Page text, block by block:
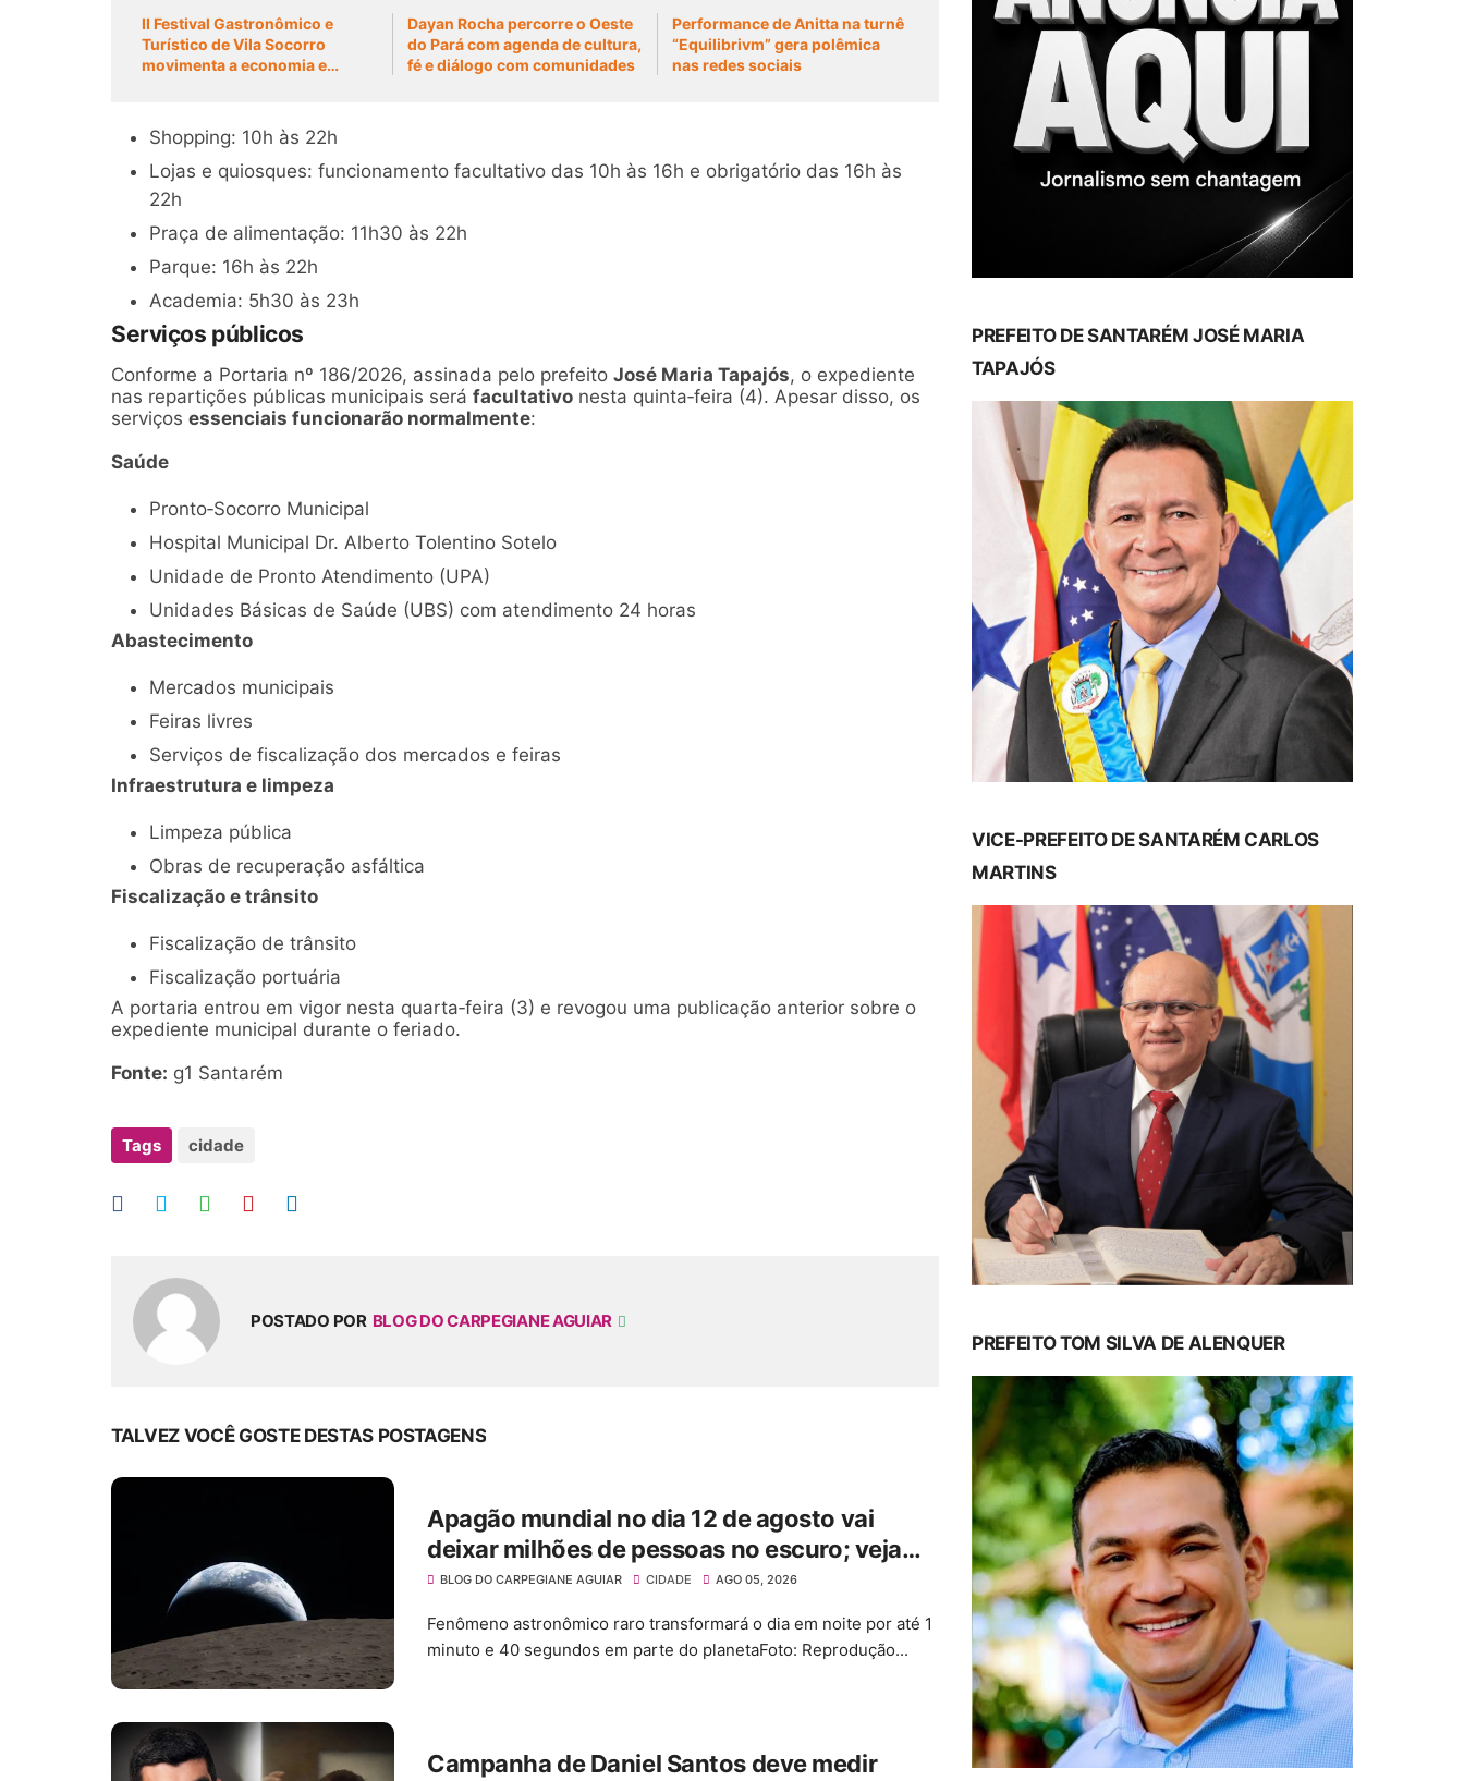
II Festival Gastronômico e
Turístico de Vila Socorro
movimenta a economia e
Dayan Rocha percorre o Oeste
do Pará com agenda de cultura,
fé e diálogo com comunidades
Performance de Anitta na turnê
“Equilibrivm” gera polêmica
nas redes sociais
Shopping: 10h às 22h
Lojas e quiosques: funcionamento facultativo das 10h às 16h e obrigatório das 16h às
22h
Praça de alimentação: 11h30 às 22h
Parque: 16h às 22h
Academia: 5h30 às 23h
Serviços públicos
Conforme a Portaria nº 186/2026, assinada pelo prefeito José Maria Tapajós, o expediente
nas repartições públicas municipais será facultativo nesta quinta‑feira (4). Apesar disso, os
serviços essenciais funcionarão normalmente:
Saúde
Pronto‑Socorro Municipal
Hospital Municipal Dr. Alberto Tolentino Sotelo
Unidade de Pronto Atendimento (UPA)
Unidades Básicas de Saúde (UBS) com atendimento 24 horas
Abastecimento
Mercados municipais
Feiras livres
Serviços de fiscalização dos mercados e feiras
Infraestrutura e limpeza
Limpeza pública
Obras de recuperação asfáltica
Fiscalização e trânsito
Fiscalização de trânsito
Fiscalização portuária
A portaria entrou em vigor nesta quarta‑feira (3) e revogou uma publicação anterior sobre o
expediente municipal durante o feriado.
Fonte: g1 Santarém
Tags cidade
POSTADO POR BLOG DO CARPEGIANE AGUIAR
TALVEZ VOCÊ GOSTE DESTAS POSTAGENS
Apagão mundial no dia 12 de agosto vai
deixar milhões de pessoas no escuro; veja
quem será afetado
BLOG DO CARPEGIANE AGUIAR CIDADE AGO 05, 2026
Fenômeno astronômico raro transformará o dia em noite por até 1
minuto e 40 segundos em parte do planetaFoto: Reprodução...
Campanha de Daniel Santos deve medir
PREFEITO DE SANTARÉM JOSÉ MARIA
TAPAJÓS
VICE-PREFEITO DE SANTARÉM CARLOS
MARTINS
PREFEITO TOM SILVA DE ALENQUER